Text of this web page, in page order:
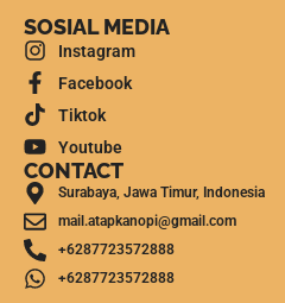
SOSIAL MEDIA
Instagram
Facebook
Tiktok
Youtube
CONTACT
Surabaya, Jawa Timur, Indonesia
mail.atapkanopi@gmail.com
+6287723572888
+6287723572888